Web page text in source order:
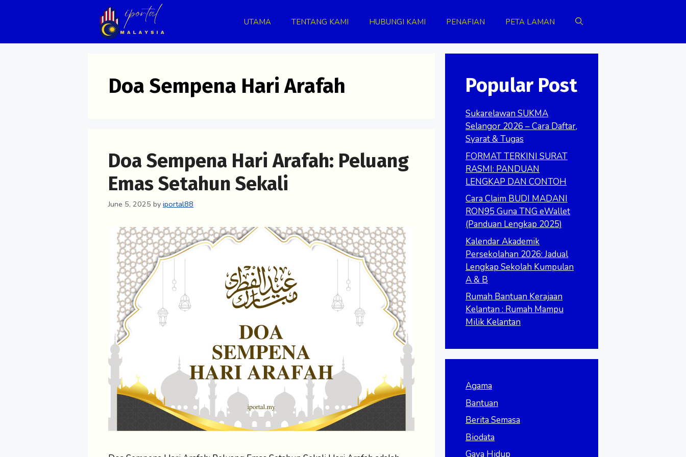
UTAMA TENTANG KAMI HUBUNGI KAMI PENAFIAN PETA LAMAN
Doa Sempena Hari Arafah
Doa Sempena Hari Arafah: Peluang
Emas Setahun Sekali
June 5, 2025 by iportal88
Popular Post
Sukarelawan SUKMA
Selangor 2026 – Cara Daftar,
Syarat & Tugas
FORMAT TERKINI SURAT
RASMI: PANDUAN
LENGKAP DAN CONTOH
Cara Claim BUDI MADANI
RON95 Guna TNG eWallet
(Panduan Lengkap 2025)
Kalendar Akademik
Persekolahan 2026: Jadual
Lengkap Sekolah Kumpulan
A & B
Rumah Bantuan Kerajaan
Kelantan : Rumah Mampu
Milik Kelantan
Agama
Bantuan
Berita Semasa
Biodata
Gaya Hidup